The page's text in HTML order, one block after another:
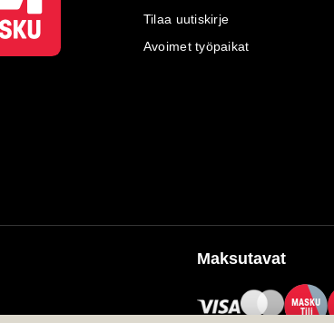
Tilaa uutiskirje
Avoimet työpaikat
Maksutavat
MASKU
Tili